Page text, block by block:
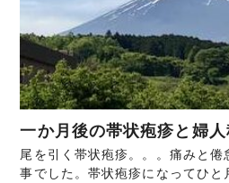
一か月後の帯状疱疹と婦
尾を引く帯状疱疹。。。痛みと
事でした。帯状疱疹になってひと